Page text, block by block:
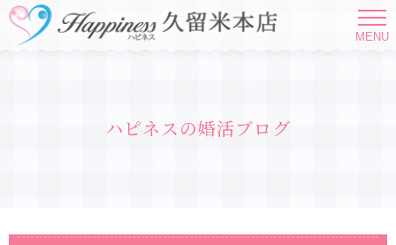
MENU
ハピネスの婚活ブログ